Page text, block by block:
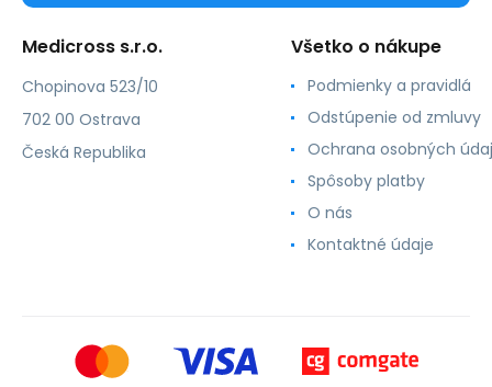
Medicross s.r.o.
Chopinova 523/10
702 00 Ostrava
Česká Republika
Všetko o nákupe
Podmienky a pravidlá
Odstúpenie od zmluvy
Ochrana osobných
Spôsoby platby
O nás
Kontaktné údaje